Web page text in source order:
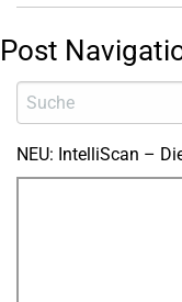
Post
NEU: IntelliScan –